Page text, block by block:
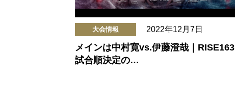
大会情報 2022年12月7日
メインは中村寛vs.伊藤澄哉｜RISE163
試合順決定の…